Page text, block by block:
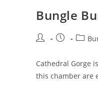
Bungle
Post
Post
Post
Cathedral Gorge
this chamber are